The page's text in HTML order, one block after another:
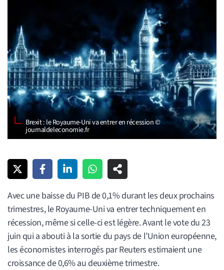
Brexit : le Royaume-Uni va entrer en récession ©
journaldeleconomie.fr
Avec une baisse du PIB de 0,1% durant les deux prochains
trimestres, le Royaume-Uni va entrer techniquement en
récession, même si celle-ci est légère. Avant le vote du 23
juin qui a abouti à la sortie du pays de l’Union européenne,
les économistes interrogés par Reuters estimaient une
croissance de 0,6% au deuxième trimestre.